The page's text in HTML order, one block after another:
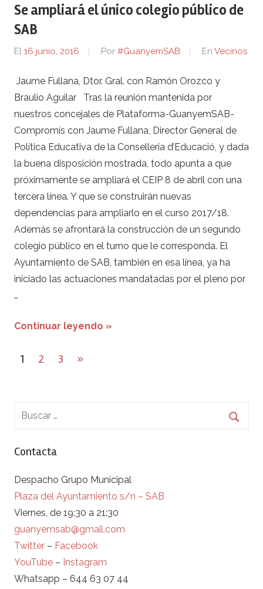
Se ampliará el único colegio público de
SAB
El 16 junio, 2016 Por #GuanyemSAB En Vecinos
Jaume Fullana, Dtor. Gral. con Ramón Orozco y
Braulio Aguilar Tras la reunión mantenida por
nuestros concejales de Plataforma-GuanyemSAB-
Compromís con Jaume Fullana, Director General de
Política Educativa de la Conselleria d’Educació, y dada
la buena disposición mostrada, todo apunta a que
próximamente se ampliará el CEIP 8 de abril con una
tercera línea. Y que se construirán nuevas
dependencias para ampliarlo en el curso 2017/18.
Además se afrontará la construcción de un segundo
colegio público en el turno que le corresponda. El
Ayuntamiento de SAB, también en esa línea, ya ha
iniciado las actuaciones mandatadas por el pleno por
…
Continuar leyendo »
Paginación
1 2 3
Next
»
Contacta
Despacho Grupo Municipal
Plaza del Ayuntamiento s/n – SAB
Viernes, de 19:30 a 21:30
guanyemsab@gmail.com
Twitter – Facebook
YouTube – Instagram
Whatsapp – 644 63 07 44